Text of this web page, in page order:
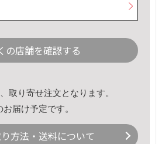
の店舗を確認する
取り寄せ注文となります。
届け予定です。
方法・送料について